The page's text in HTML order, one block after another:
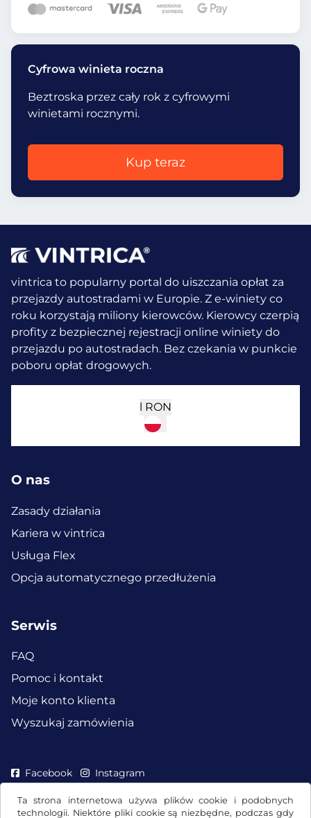
Ta strona internetowa używa plików cookie i podobnych
technologii. Niektóre pliki cookie są niezbędne, podczas gdy
Cyfrowa winieta roczna
Beztroska przez cały rok z cyfrowymi
winietami rocznymi.
Kup teraz
vintrica to popularny portal do uiszczania opłat za
przejazdy autostradami w Europie. Z e-winiety co
roku korzystają miliony kierowców. Kierowcy czerpią
profity z bezpiecznej rejestracji online winiety do
przejazdu po autostradach. Bez czekania w punkcie
poboru opłat drogowych.
RON
O nas
Zasady działania
Kariera w vintrica
Usługa Flex
Opcja automatycznego przedłużenia
Serwis
FAQ
Pomoc i kontakt
Moje konto klienta
Wyszukaj zamówienia
Facebook Instagram